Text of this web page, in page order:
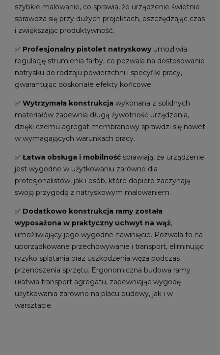
szybkie malowanie, co sprawia, że urządzenie świetnie
sprawdza się przy dużych projektach, oszczędzając czas
i zwiększając produktywność.
✅ Profesjonalny pistolet natryskowyumożliwia
regulację strumienia farby, co pozwala na dostosowanie
natrysku do rodzaju powierzchni i specyfiki pracy,
gwarantując doskonałe efekty końcowe.
✅ Wytrzymała konstrukcja wykonana z solidnych
materiałów zapewnia długą żywotność urządzenia,
dzięki czemu agregat membranowy sprawdzi się nawet
w wymagających warunkach pracy.
✅ Łatwa obsługa i mobilność sprawiają, że urządzenie
jest wygodne w użytkowaniu zarówno dla
profesjonalistów, jak i osób, które dopiero zaczynają
swoją przygodę z natryskowym malowaniem.
✅ Dodatkowo konstrukcja ramy została
wyposażona w praktyczny uchwyt na wąż,
umożliwiający jego wygodne nawinięcie. Pozwala to na
uporządkowane przechowywanie i transport, eliminując
ryzyko splątania oraz uszkodzenia węża podczas
przenoszenia sprzętu. Ergonomiczna budowa ramy
ułatwia transport agregatu, zapewniając wygodę
użytkowania zarówno na placu budowy, jak i w
warsztacie.